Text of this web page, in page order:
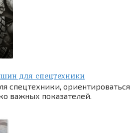
для спецтехники
спецтехники, ориентироваться
важных показателей.